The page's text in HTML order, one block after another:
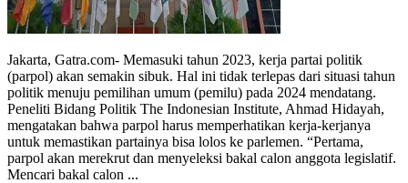
Jakarta, Gatra.com- Memasuki tahun 2023, kerja partai politik
(parpol) akan semakin sibuk. Hal ini tidak terlepas dari situasi tahun
politik menuju pemilihan umum (pemilu) pada 2024 mendatang.
Peneliti Bidang Politik The Indonesian Institute, Ahmad Hidayah,
mengatakan bahwa parpol harus memperhatikan kerja-kerjanya
untuk memastikan partainya bisa lolos ke parlemen. “Pertama,
parpol akan merekrut dan menyeleksi bakal calon anggota legislatif.
Mencari bakal calon ...